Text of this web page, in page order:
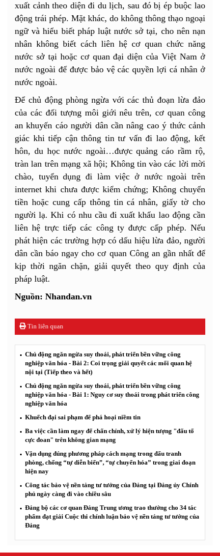
xuất cảnh theo diện đi du lịch, sau đó bị ép buộc lao
động trái phép. Mặt khác, do không thông thạo ngoại
ngữ và hiểu biết pháp luật nước sở tại, cho nên nạn
nhân không biết cách liên hệ cơ quan chức năng
nước sở tại hoặc cơ quan đại diện của Việt Nam ở
nước ngoài để được bảo vệ các quyền lợi cá nhân ở
nước ngoài.
Để chủ động phòng ngừa với các thủ đoạn lừa đảo
của các đối tượng môi giới nêu trên, cơ quan công
an khuyến cáo người dân cần nâng cao ý thức cảnh
giác khi tiếp cận thông tin tư vấn đi lao động, kết
hôn, du học nước ngoài…được quảng cáo rầm rộ,
tràn lan trên mạng xã hội; Không tin vào các lời mời
chào, tuyển dụng đi làm việc ở nước ngoài trên
internet khi chưa được kiểm chứng; Không chuyển
tiền hoặc cung cấp thông tin cá nhân, giấy tờ cho
người lạ. Khi có nhu cầu đi xuất khẩu lao động cần
liên hệ trực tiếp các công ty được cấp phép. Nếu
phát hiện các trường hợp có dấu hiệu lừa đảo, người
dân cần báo ngay cho cơ quan Công an gần nhất để
kịp thời ngăn chặn, giải quyết theo quy định của
pháp luật.
Nguồn: Nhandan.vn
Tin liên quan
Chủ động ngăn ngừa suy thoái, phát triển bền vững công
nghiệp văn hóa - Bài 2: Coi trọng giải quyết các mối quan hệ
nội tại (Tiếp theo và hết)
Chủ động ngăn ngừa suy thoái, phát triển bền vững công
nghiệp văn hóa - Bài 1: Nguy cơ suy thoái trong phát triển công
nghiệp văn hóa
Khuếch đại sai phạm để phá hoại niềm tin
Ba việc cần làm ngay để chấn chỉnh, xử lý hiện tượng "đấu tố
cực đoan" trên không gian mạng
Vận dụng đúng phương pháp cách mạng trong đấu tranh
phòng, chống “tự diễn biến”, “tự chuyển hóa” trong giai đoạn
hiện nay
Công tác bảo vệ nền tảng tư tưởng của Đảng tại Đảng ủy Chính
phủ ngày càng đi vào chiều sâu
Đảng bộ các cơ quan Đảng Trung ương trao thưởng cho 34 tác
phẩm đạt giải Cuộc thi chính luận bảo vệ nền tảng tư tưởng của
Đảng